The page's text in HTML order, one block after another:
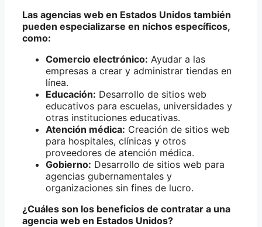
Las agencias web en Estados Unidos también
pueden especializarse en nichos específicos,
como:
Comercio electrónico: Ayudar a las
empresas a crear y administrar tiendas en
línea.
Educación: Desarrollo de sitios web
educativos para escuelas, universidades y
otras instituciones educativas.
Atención médica: Creación de sitios web
para hospitales, clínicas y otros
proveedores de atención médica.
Gobierno: Desarrollo de sitios web para
agencias gubernamentales y
organizaciones sin fines de lucro.
¿Cuáles son los beneficios de contratar a una
agencia web en Estados Unidos?